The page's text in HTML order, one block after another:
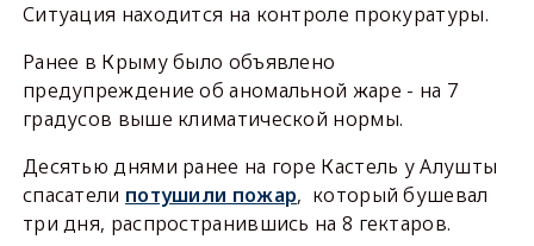
Ситуация находится на контроле прокуратуры.
Ранее в Крыму было объявлено
предупреждение об аномальной жаре - на 7
градусов выше климатической нормы.
Десятью днями ранее на горе Кастель у Алушты
спасатели потушили пожар, который бушевал
три дня, распространившись на 8 гектаров.